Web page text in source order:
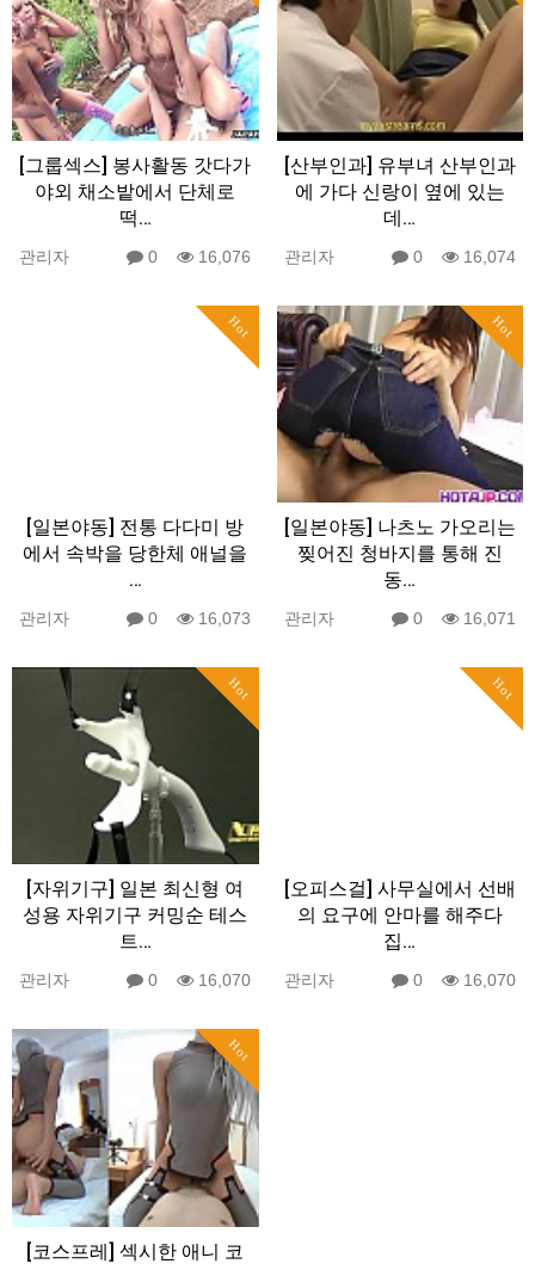
[그룹섹스] 봉사활동 갓다가
야외 채소밭에서 단체로
떡…
관리자 0 16,076
[산부인과] 유부녀 산부인과
에 가다 신랑이 옆에 있는
데…
관리자 0 16,074
Hot
[일본야동] 전통 다다미 방
에서 속박을 당한체 애널을
…
관리자 0 16,073
Hot
[일본야동] 나츠노 가오리는
찢어진 청바지를 통해 진
동…
관리자 0 16,071
Hot
[자위기구] 일본 최신형 여
성용 자위기구 커밍순 테스
트…
관리자 0 16,070
Hot
[오피스걸] 사무실에서 선배
의 요구에 안마를 해주다
집…
관리자 0 16,070
Hot
[코스프레] 섹시한 애니 코